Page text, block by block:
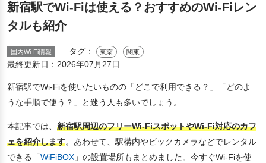
新宿駅でWi-Fiは使える？おすすめのWi-Fiレン
タルも紹介
国内Wi-Fi情報 タグ： 東京 関東
最終更新日： 2026年07月27日
新宿駅でWi-Fiを使いたいものの「どこで利用できる？」「どのよ
うな手順で使う？」と迷う人も多いでしょう。
本記事では、 新宿駅周辺のフリーWi-FiスポットやWi-Fi対応のカフ
ェを紹介します。あわせて、駅構内やビックカメラなどでレンタル
できる「WiFiBOX 」の設置場所もまとめました。今すぐWi-Fiを使